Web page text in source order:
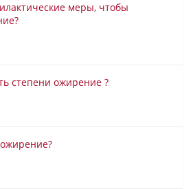
меры, чтобы
степени ожирение ?